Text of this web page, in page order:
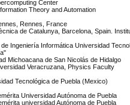
Center
Theory and Automation
Rennes, France
de Catalunya, Barcelona, Spain.
de Ingeniería Informática Universidad
Michoacana de San Nicolás de Hidalgo
Veracruzana, Physics Faculty
Tecnológica de Puebla (Mexico)
Universidad Autónoma de Puebla
universidad Autónoma de Puebla